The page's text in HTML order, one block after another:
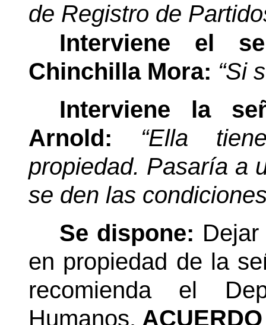
de Registro de
Interviene el
Chinchilla Mora: “Si
Interviene la
Arnold: “Ella
propiedad. Pasaría a
se den las
Se dispone:
en propiedad de la
recomienda el
Humanos.